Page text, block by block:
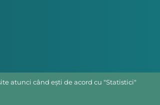
atunci când ești de acord cu "Statistici"